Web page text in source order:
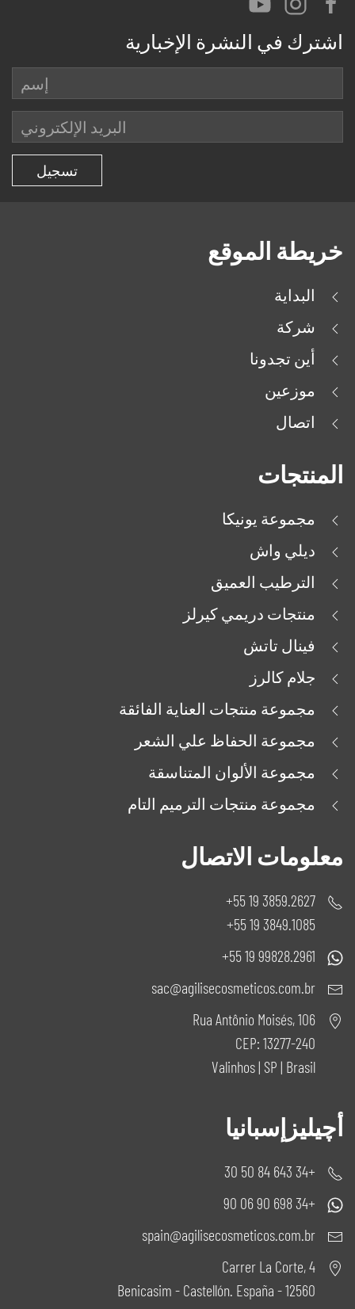
اشترك في النشرة الإخبارية
خريطة الموقع
البداية
شركة
أين تجدونا
موزعين
اتصال
المنتجات
مجموعة يونيكا
ديلي واش
الترطيب العميق
منتجات دريمي كيرلز
فينال تاتش
جلام كالرز
مجموعة منتجات العناية الفائقة
مجموعة الحفاظ علي الشعر
مجموعة الألوان المتناسقة
مجموعة منتجات الترميم التام
معلومات الاتصال
3859.2627 19 55+
3849.1085 19 55+
99828.2961 19 55+
sac@agilisecosmeticos.com.br
Rua Antônio Moisés, 106
CEP: 13277-240
Valinhos | SP | Brasil
أچيليزإسبانيا
+34 643 84 50 30
+34 698 90 06 90
spain@agilisecosmeticos.com.br
Carrer La Corte, 4
12560 - Benicasim - Castellón. España